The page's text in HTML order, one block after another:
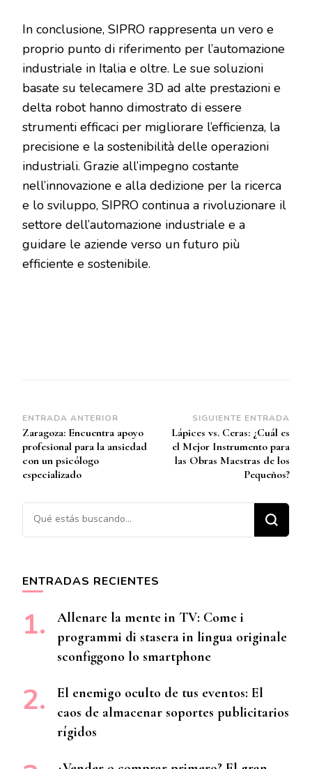
In conclusione, SIPRO rappresenta un vero e
proprio punto di riferimento per l’automazione
industriale in Italia e oltre. Le sue soluzioni
basate su telecamere 3D ad alte prestazioni e
delta robot hanno dimostrato di essere
strumenti efficaci per migliorare l’efficienza, la
precisione e la sostenibilità delle operazioni
industriali. Grazie all’impegno costante
nell’innovazione e alla dedizione per la ricerca
e lo sviluppo, SIPRO continua a rivoluzionare il
settore dell’automazione industriale e a
guidare le aziende verso un futuro più
efficiente e sostenibile.
Navegación
de
entradas
ENTRADA ANTERIOR
Zaragoza: Encuentra apoyo
profesional para la ansiedad
con un psicólogo
especializado
SIGUIENTE ENTRADA
Lápices vs. Ceras: ¿Cuál es
el Mejor Instrumento para
las Obras Maestras de los
Pequeños?
¿Buscas algo?
ENTRADAS RECIENTES
Allenare la mente in TV: Come i
programmi di stasera in lingua originale
sconfiggono lo smartphone
El enemigo oculto de tus eventos: El
caos de almacenar soportes publicitarios
rígidos